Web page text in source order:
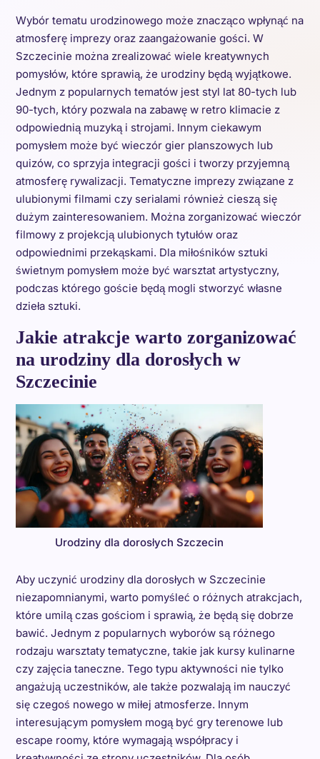
Wybór tematu urodzinowego może znacząco wpłynąć na
atmosferę imprezy oraz zaangażowanie gości. W
Szczecinie można zrealizować wiele kreatywnych
pomysłów, które sprawią, że urodziny będą wyjątkowe.
Jednym z popularnych tematów jest styl lat 80-tych lub
90-tych, który pozwala na zabawę w retro klimacie z
odpowiednią muzyką i strojami. Innym ciekawym
pomysłem może być wieczór gier planszowych lub
quizów, co sprzyja integracji gości i tworzy przyjemną
atmosferę rywalizacji. Tematyczne imprezy związane z
ulubionymi filmami czy serialami również cieszą się
dużym zainteresowaniem. Można zorganizować wieczór
filmowy z projekcją ulubionych tytułów oraz
odpowiednimi przekąskami. Dla miłośników sztuki
świetnym pomysłem może być warsztat artystyczny,
podczas którego goście będą mogli stworzyć własne
dzieła sztuki.
Jakie atrakcje warto zorganizować
na urodziny dla dorosłych w
Szczecinie
Urodziny dla dorosłych Szczecin
Aby uczynić urodziny dla dorosłych w Szczecinie
niezapomnianymi, warto pomyśleć o różnych atrakcjach,
które umilą czas gościom i sprawią, że będą się dobrze
bawić. Jednym z popularnych wyborów są różnego
rodzaju warsztaty tematyczne, takie jak kursy kulinarne
czy zajęcia taneczne. Tego typu aktywności nie tylko
angażują uczestników, ale także pozwalają im nauczyć
się czegoś nowego w miłej atmosferze. Innym
interesującym pomysłem mogą być gry terenowe lub
escape roomy, które wymagają współpracy i